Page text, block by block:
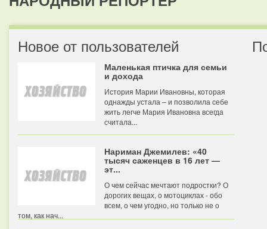
Новое от пользователей
Маленькая птичка для семьи
и дохода
История Марии Ивановны, которая
однажды устала – и позволила себе
жить легче Мария Ивановна всегда
считала...
Нариман Джемилев: «40
тысяч саженцев в 16 лет —
эт...
О чем сейчас мечтают подростки? О
дорогих вещах, о мотоциклах - обо
всем, о чем угодно, но только не о
том, как нач...